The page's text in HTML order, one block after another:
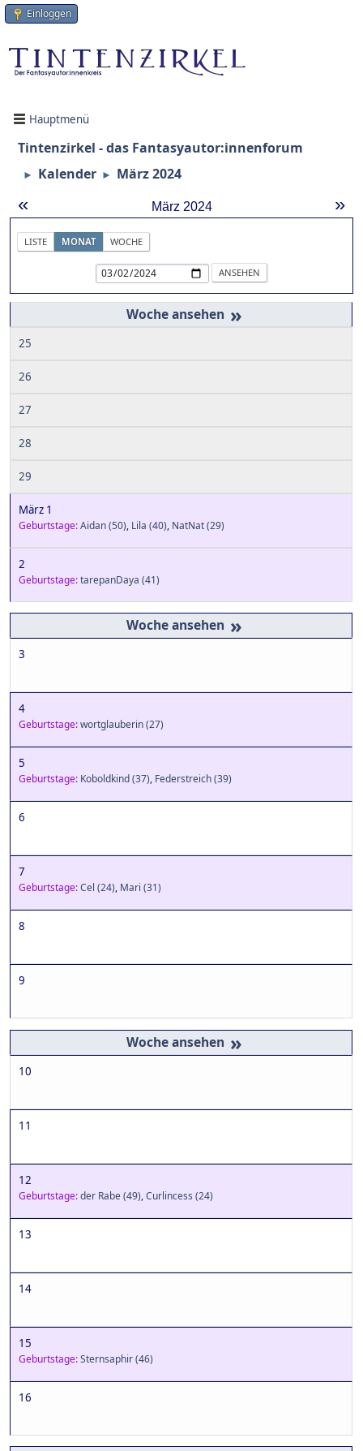
Einloggen
Hauptmenü
Tintenzirkel - das Fantasyautor:innenforum
► Kalender ► März 2024
« »
März 2024
LISTE MONAT WOCHE
»
25
26
27
28
29
März 1
Geburtstage:Aidan(50), Lila (40), NatNat(29)
2
Geburtstage:tarepanDaya (41)
»
3
4
Geburtstage:wortglauberin(27)
5
Geburtstage: Koboldkind(37), Federstreich(39)
6
7
Geburtstage:Cel (24), Mari (31)
8
9
»
10
11
12
Geburtstage:der Rabe(49),Curlincess (24)
13
14
15
Geburtstage:Sternsaphir(46)
16